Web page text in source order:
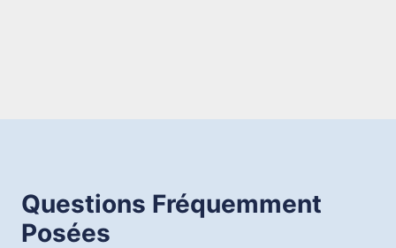
Questions Fréquemment
Posées